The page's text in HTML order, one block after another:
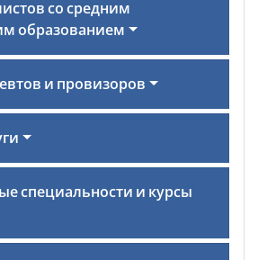
со средним
образованием
и провизоров
специальности и курсы